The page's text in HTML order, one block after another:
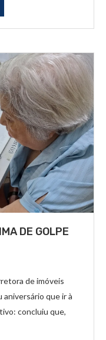
DE GOLPE
de imóveis
aniversário que ir à
concluiu que,